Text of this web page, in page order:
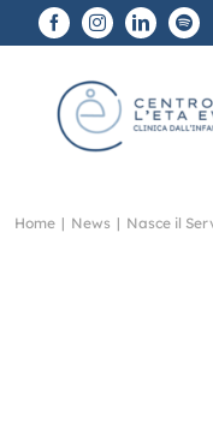
Salta
al
contenuto
Home | News | Nasce il